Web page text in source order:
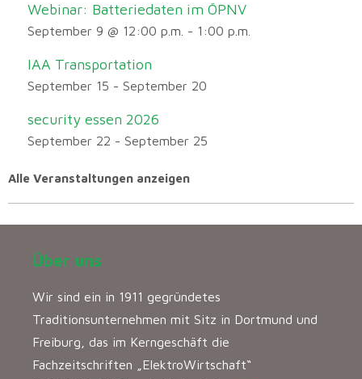
Webinar: Batteriedaten im ÖPNV
September 9 @ 12:00 p.m. - 1:00 p.m.
IAA Transportation
September 15 - September 20
security essen 2026
September 22 - September 25
Alle Veranstaltungen anzeigen
Über uns
Wir sind ein in 1911 gegründetes
Traditionsunternehmen mit Sitz in Dortmund und
Freiburg, das im Kerngeschäft die
Fachzeitschriften „ElektroWirtschaft“